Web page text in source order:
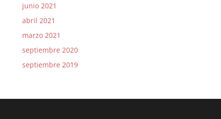
junio 2021
abril 2021
marzo 2021
septiembre 2020
septiembre 2019